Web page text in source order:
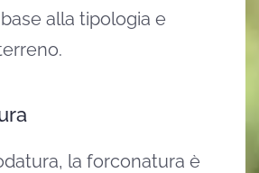
alla tipologia e
la forconatura è